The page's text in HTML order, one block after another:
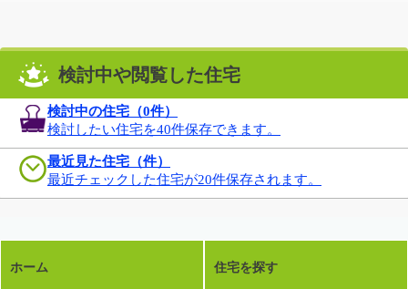
検討中や閲覧した住宅
検討中の住宅（0件）
検討したい住宅を40件保存できます。
最近見た住宅（件）
最近チェックした住宅が20件保存されます。
ホーム 住宅を探す